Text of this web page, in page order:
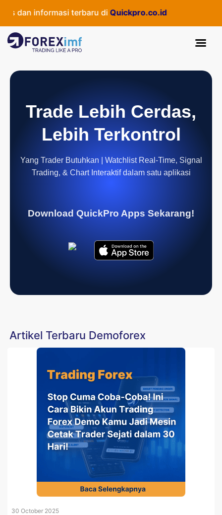
dan informasi terbaru di Quickpro.co.id
Trade Lebih Cerdas,
Lebih Terkontrol
Yang Trader Butuhkan | Watchlist Real-Time, Signal
Trading, & Chart Interaktif dalam satu aplikasi
Download QuickPro Apps Sekarang!
Artikel Terbaru Demoforex
30 October 2025